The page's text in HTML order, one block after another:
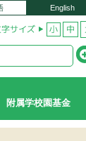
English
附属学校園基金